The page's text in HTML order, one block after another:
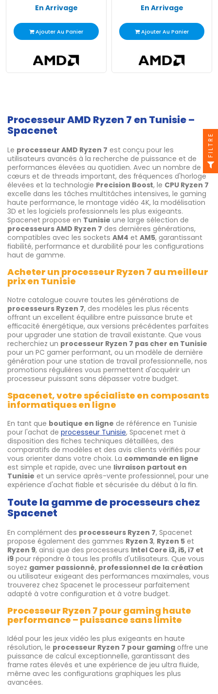
En Arrivage
Ajouter Au Panier
En Arrivage
Ajouter Au Panier
Processeur AMD Ryzen 7 en Tunisie –
Spacenet
Le processeur AMD Ryzen 7 est conçu pour les
utilisateurs avancés à la recherche de puissance et de
performances élevées au quotidien. Avec un nombre de
cœurs et de threads important, des fréquences d'horloge
élevées et la technologie Precision Boost, le CPU Ryzen 7
excelle dans les tâches multitâches intensives, le gaming
haute performance, le montage vidéo 4K, la modélisation
3D et les logiciels professionnels les plus exigeants.
Spacenet propose en Tunisie une large sélection de
processeurs AMD Ryzen 7 des dernières générations,
compatibles avec les sockets AM4 et AM5, garantissant
fiabilité, performance et durabilité pour les configurations
haut de gamme.
Acheter un processeur Ryzen 7 au meilleur
prix en Tunisie
Notre catalogue couvre toutes les générations de
processeurs Ryzen 7, des modèles les plus récents
offrant un excellent équilibre entre puissance brute et
efficacité énergétique, aux versions précédentes parfaites
pour upgrader une station de travail existante. Que vous
recherchiez un processeur Ryzen 7 pas cher en Tunisie
pour un PC gamer performant, ou un modèle de dernière
génération pour une station de travail professionnelle, nos
promotions régulières vous permettent d'acquérir un
processeur puissant sans dépasser votre budget.
Spacenet, votre spécialiste en composants
informatiques en ligne
En tant que boutique en ligne de référence en Tunisie
pour l'achat de processeur Tunisie, Spacenet met à
disposition des fiches techniques détaillées, des
comparatifs de modèles et des avis clients vérifiés pour
vous orienter dans votre choix. La commande en ligne
est simple et rapide, avec une livraison partout en
Tunisie et un service après-vente professionnel, pour une
expérience d'achat fiable et sécurisée du début à la fin.
Toute la gamme de processeurs chez
Spacenet
En complément des processeurs Ryzen 7, Spacenet
propose également des gammes Ryzen 3, Ryzen 5 et
Ryzen 9, ainsi que des processeurs Intel Core i3, i5, i7 et
i9 pour répondre à tous les profils d'utilisateurs. Que vous
soyez gamer passionné, professionnel de la création
ou utilisateur exigeant des performances maximales, vous
trouverez chez Spacenet le processeur parfaitement
adapté à votre configuration et à votre budget.
Processeur Ryzen 7 pour gaming haute
performance – puissance sans limite
Idéal pour les jeux vidéo les plus exigeants en haute
résolution, le processeur Ryzen 7 pour gaming offre une
puissance de calcul exceptionnelle, garantissant des
frame rates élevés et une expérience de jeu ultra fluide,
même avec les configurations graphiques les plus
avancées.
FILTRE